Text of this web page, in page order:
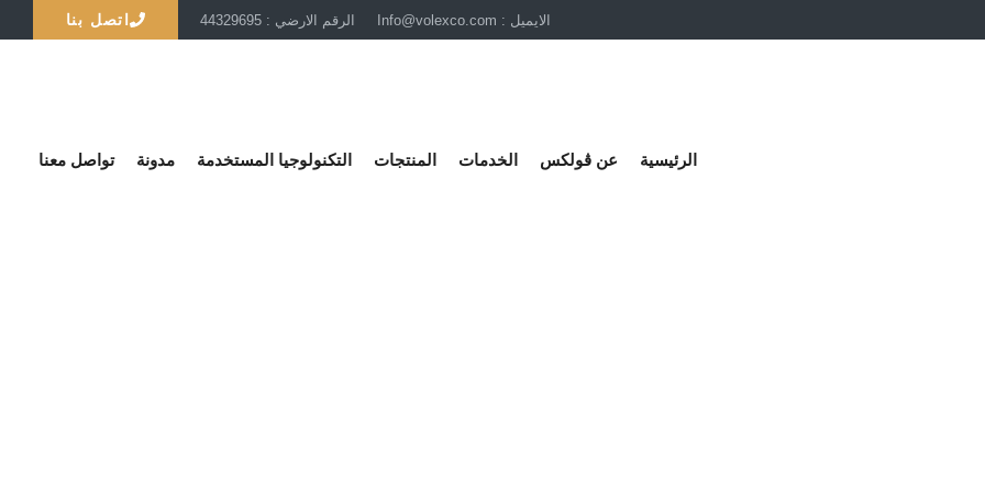
الايميل : Info@volexco.com الرقم الارضي : 44329695 اتصل بنا
الرئيسية عن ڤولكس الخدمات المنتجات التكنولوجيا المستخدمة مدونة تواصل معنا